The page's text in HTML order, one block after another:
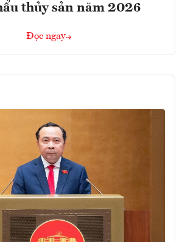
thủy sản năm 2026
Đọc ngay